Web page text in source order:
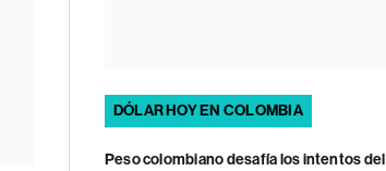
DÓLAR HOY EN COLOMBIA
Peso colombiano desafía los intentos del